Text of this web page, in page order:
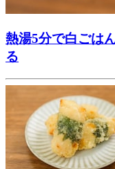
熱湯5分で白ごは
る